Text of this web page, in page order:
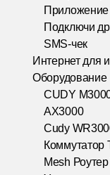
Подключи
SMS-чек
Интернет для
Оборудование
CUDY
AX3000
Cudy
Коммутатор
Mesh